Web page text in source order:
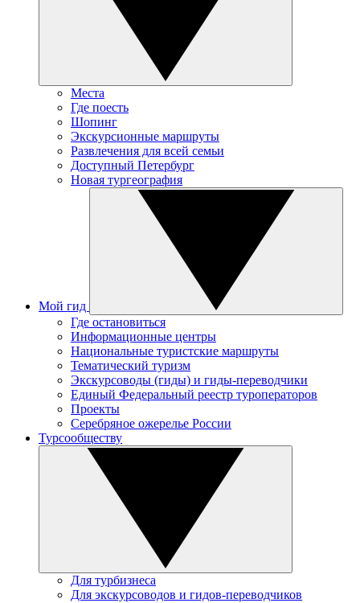
Места
Где поесть
Шопинг
Экскурсионные маршруты
Развлечения для всей семьи
Доступный Петербург
Новая тургеография
Мой гид
Где остановиться
Информационные центры
Национальные туристские маршруты
Тематический туризм
Экскурсоводы (гиды) и гиды-переводчики
Единый Федеральный реестр туроператоров
Проекты
Серебряное ожерелье России
Турсообществу
Для турбизнеса
Для экскурсоводов и гидов-переводчиков